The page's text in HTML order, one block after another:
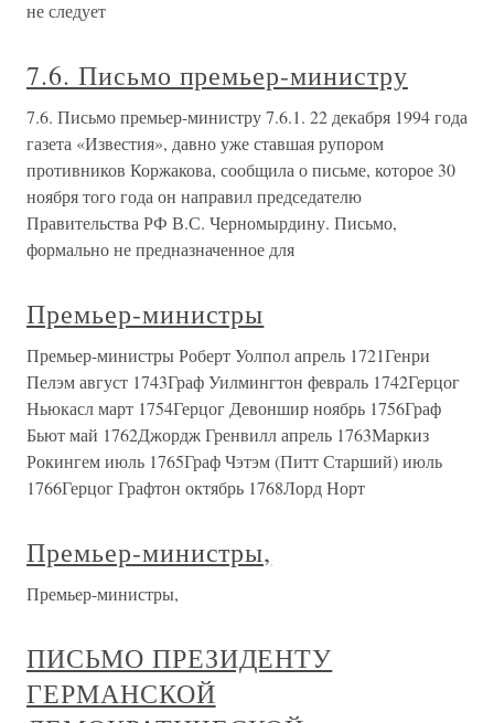
не следует
7.6. Письмо премьер-министру
7.6. Письмо премьер-министру 7.6.1. 22 декабря 1994 года
газета «Известия», давно уже ставшая рупором
противников Коржакова, сообщила о письме, которое 30
ноября того года он направил председателю
Правительства РФ В.С. Черномырдину. Письмо,
формально не предназначенное для
Премьер-министры
Премьер-министры Роберт Уолпол апрель 1721Генри
Пелэм август 1743Граф Уилмингтон февраль 1742Герцог
Ньюкасл март 1754Герцог Девоншир ноябрь 1756Граф
Бьют май 1762Джордж Гренвилл апрель 1763Маркиз
Рокингем июль 1765Граф Чэтэм (Питт Старший) июль
1766Герцог Графтон октябрь 1768Лорд Норт
Премьер-министры,
Премьер-министры,
ПИСЬМО ПРЕЗИДЕНТУ
ГЕРМАНСКОЙ